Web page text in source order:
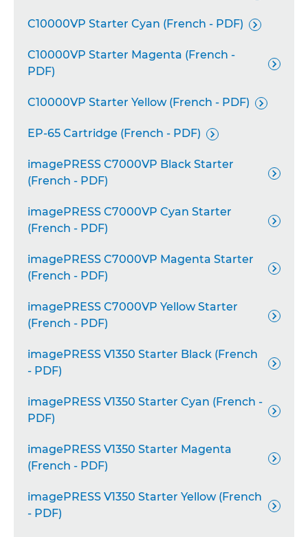
C10000VP Starter Cyan (French - PDF) 
C10000VP Starter Magenta (French -
PDF)

C10000VP Starter Yellow (French - PDF) 
EP-65 Cartridge (French - PDF) 
imagePRESS C7000VP Black Starter
(French - PDF)

imagePRESS C7000VP Cyan Starter
(French - PDF)

imagePRESS C7000VP Magenta Starter
(French - PDF)

imagePRESS C7000VP Yellow Starter
(French - PDF)

imagePRESS V1350 Starter Black (French
- PDF)

imagePRESS V1350 Starter Cyan (French -
PDF)

imagePRESS V1350 Starter Magenta
(French - PDF)

imagePRESS V1350 Starter Yellow (French
- PDF)
